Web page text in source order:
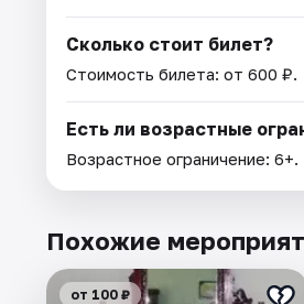
Сколько стоит билет?
Стоимость билета: от 600 ₽.
Есть ли возрастные
Возрастное ограничение: 6+.
Похожие
от 100 ₽